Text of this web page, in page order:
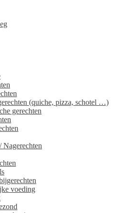
(quiche, pizza, schotel …)
gerechten
Nagerechten
voeding